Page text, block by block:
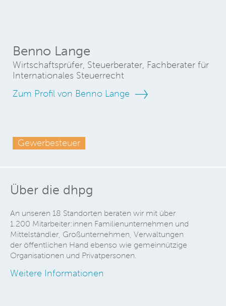
Benno Lange
Wirtschaftsprüfer, Steuerberater, Fachberater für
Internationales Steuerrecht
Zum Profil von Benno Lange
Gewerbesteuer
Über die dhpg
An unseren 18 Standorten beraten wir mit über
1.200 Mitarbeiter:innen Familienunternehmen und
Mittelständler, Großunternehmen, Verwaltungen
der öffentlichen Hand ebenso wie gemeinnützige
Organisationen und Privatpersonen.
Weitere Informationen